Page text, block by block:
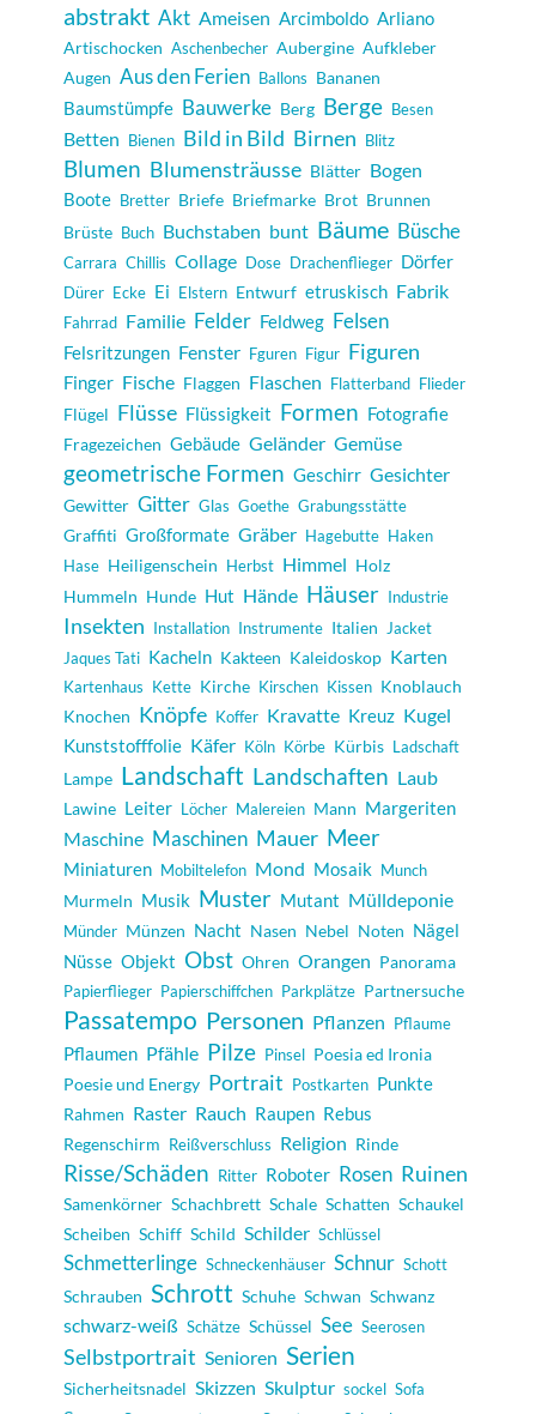
abstrakt Akt Ameisen Arcimboldo Arliano
Artischocken Aschenbecher Aubergine Aufkleber
Augen Aus den Ferien Ballons Bananen
Baumstümpfe Bauwerke Berg Berge Besen
Betten Bienen Bild in Bild Birnen Blitz
Blumen Blumensträusse Blätter Bogen
Boote Bretter Briefe Briefmarke Brot Brunnen
Brüste Buch Buchstaben bunt Bäume Büsche
Carrara Chillis Collage Dose Drachenflieger Dörfer
Dürer Ecke Ei Elstern Entwurf etruskisch Fabrik
Fahrrad Familie Felder Feldweg Felsen
Felsritzungen Fenster Fguren Figur Figuren
Finger Fische Flaggen Flaschen Flatterband Flieder
Flügel Flüsse Flüssigkeit Formen Fotografie
Fragezeichen Gebäude Geländer Gemüse
geometrische Formen Geschirr Gesichter
Gewitter Gitter Glas Goethe Grabungsstätte
Graffiti Großformate Gräber Hagebutte Haken
Hase Heiligenschein Herbst Himmel Holz
Hummeln Hunde Hut Hände Häuser Industrie
Insekten Installation Instrumente Italien
Jacket
Jaques Tati Kacheln Kakteen Kaleidoskop Karten
Kartenhaus Kette Kirche Kirschen Kissen Knoblauch
Knochen Knöpfe Koffer Kravatte Kreuz Kugel
Kunststofffolie Käfer Köln Körbe Kürbis Ladschaft
Lampe Landschaft Landschaften Laub
Lawine Leiter Löcher Malereien Mann Margeriten
Maschine Maschinen Mauer Meer
Miniaturen Mobiltelefon Mond Mosaik Munch
Murmeln Musik Muster Mutant Mülldeponie
Münder Münzen Nacht Nasen Nebel Noten Nägel
Nüsse Objekt Obst Ohren Orangen Panorama
Papierflieger Papierschiffchen Parkplätze Partnersuche
Passatempo Personen Pflanzen Pflaume
Pflaumen Pfähle Pilze Pinsel Poesia ed Ironia
Poesie und Energy Portrait Postkarten Punkte
Rahmen Raster Rauch Raupen Rebus
Regenschirm Reißverschluss Religion Rinde
Risse/Schäden Ritter Roboter Rosen Ruinen
Samenkörner Schachbrett Schale Schatten Schaukel
Scheiben Schiff Schild Schilder Schlüssel
Schmetterlinge Schneckenhäuser Schnur Schott
Schrauben Schrott Schuhe Schwan Schwanz
schwarz-weiß Schätze Schüssel See Seerosen
Selbstportrait Senioren Serien
Sicherheitsnadel Skizzen Skulptur sockel Sofa